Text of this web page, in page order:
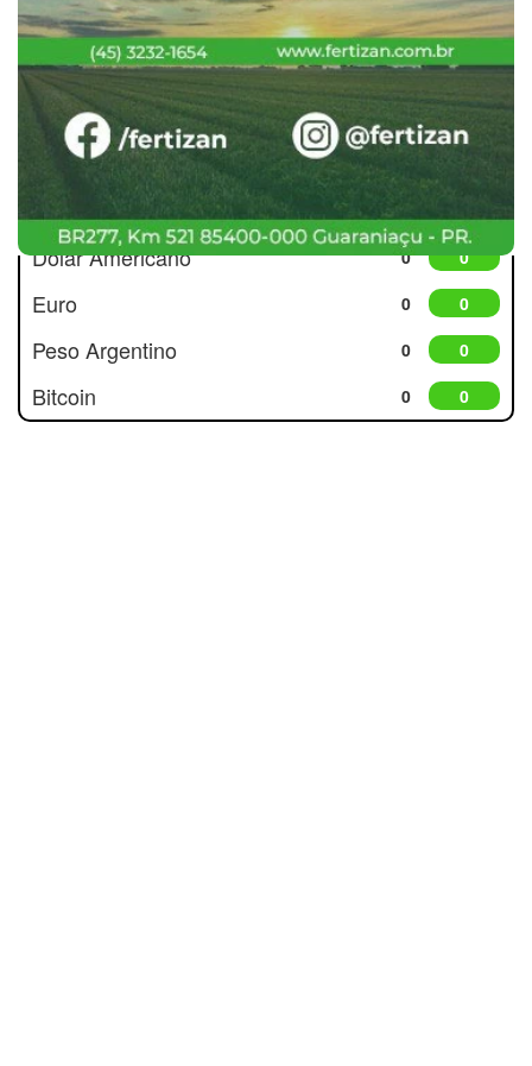
Cotações
Dólar Americano 0 0
Euro 0 0
Peso Argentino 0 0
Bitcoin 0 0